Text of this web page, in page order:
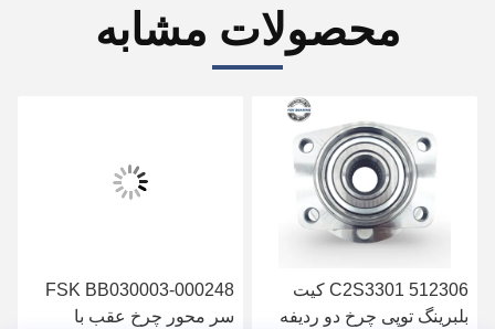
محصولات مشابه
C2S3301 512306 کیت
بلبرینگ توپی چرخ دو ردیفه
FSK BB030003-000248
سر محور چرخ عقب با